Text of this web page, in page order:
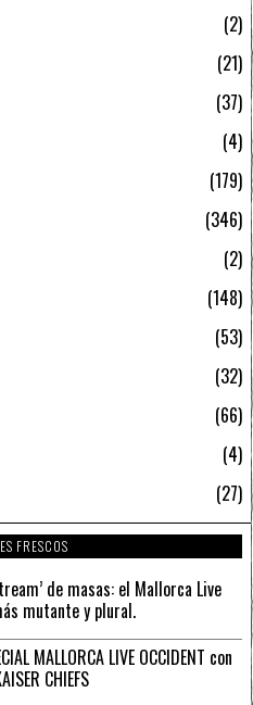
2
21
37
4
179
346
2
148
53
32
66
4
27
FRESCOS
de masas: el Mallorca Live
mutante y plural.
MALLORCA LIVE OCCIDENT con
CHIEFS